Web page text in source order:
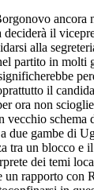
ancora
deciderà il
alla
partito in molti
il
ora non
vecchio schema
due gambe di
tra un blocco e
dei temi
un rapporto con